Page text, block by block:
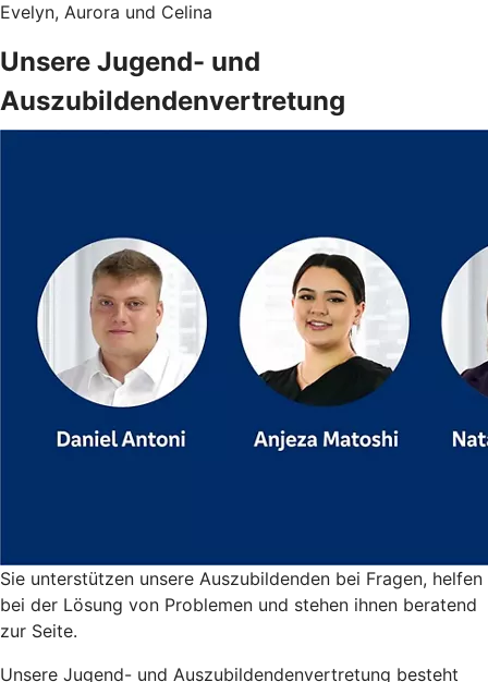
Evelyn, Aurora und Celina
Unsere Jugend- und
Auszubildendenvertretung
Sie unterstützen unsere Auszubildenden bei Fragen, helfen
bei der Lösung von Problemen und stehen ihnen beratend
zur Seite.
Unsere Jugend- und Auszubildendenvertretung besteht